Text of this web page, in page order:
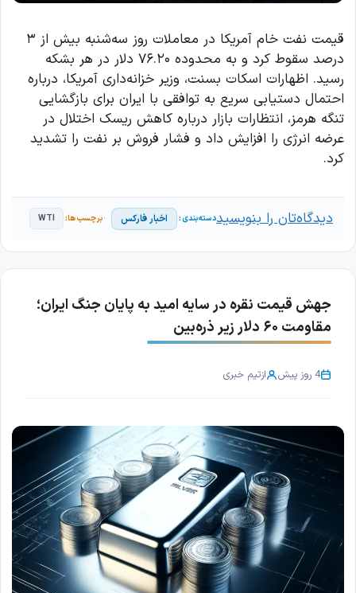
قیمت نفت خام آمریکا در معاملات روز سه‌شنبه بیش از ۳
درصد سقوط کرد و به محدوده ۷۶.۲۰ دلار در هر بشکه
رسید. اظهارات اسکات بسنت، وزیر خزانه‌داری آمریکا، درباره
احتمال دستیابی سریع به توافقی با ایران برای بازگشایی
تنگه هرمز، انتظارات بازار درباره کاهش ریسک اختلال در
عرضه انرژی را افزایش داد و فشار فروش بر نفت را تشدید
کرد.
اخبار فارکس WTI دیدگاه‌تان را بنویسید
جهش قیمت نقره در سایه امید به پایان جنگ ایران؛
مقاومت ۶۰ دلار زیر ذره‌بین
4 روز پیش ازتیم خبری